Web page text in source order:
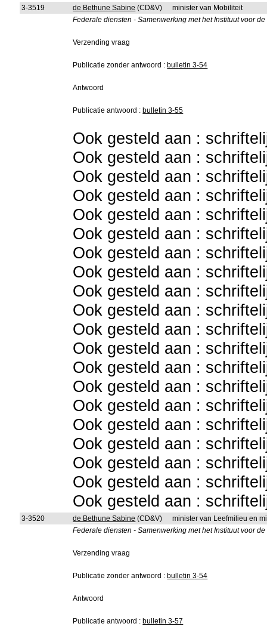
3-3519 de Bethune Sabine (CD&V)
minister van Mobiliteit
Federale diensten - Samenwerking met het Instituut voor
Verzending vraag
Publicatie zonder antwoord : bulletin 3-54
Antwoord
Publicatie antwoord : bulletin 3-55
Ook gesteld aan :
Ook gesteld aan :
Ook gesteld aan :
Ook gesteld aan :
Ook gesteld aan :
Ook gesteld aan :
Ook gesteld aan :
Ook gesteld aan :
Ook gesteld aan :
Ook gesteld aan :
Ook gesteld aan :
Ook gesteld aan :
Ook gesteld aan :
Ook gesteld aan :
Ook gesteld aan :
Ook gesteld aan :
Ook gesteld aan :
Ook gesteld aan :
Ook gesteld aan :
Ook gesteld aan :
3-3520 de Bethune Sabine (CD&V)
minister van Leefmilieu en
Federale diensten - Samenwerking met het Instituut voor
Verzending vraag
Publicatie zonder antwoord : bulletin 3-54
Antwoord
Publicatie antwoord : bulletin 3-57